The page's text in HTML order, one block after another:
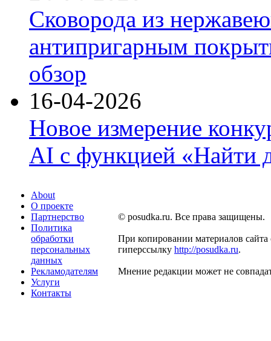
Сковорода из
антипригарным
обзор
16-04-2026
Новое измерение
AI с функцией «Найти
About
О проекте
Партнерство
Политика
обработки
персональных
данных
Рекламодателям
Услуги
Контакты
© posudka.ru. Все права защищены.
При копировании материалов сайта
гиперссылку http://posudka.ru.
Мнение редакции может не